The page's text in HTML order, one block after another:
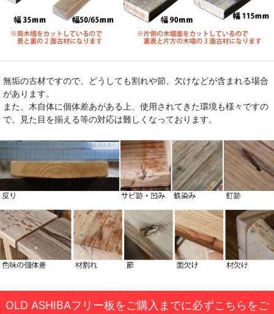
無垢の古材ですので、どうしても割れや節、欠けなどが含まれる場合
があります。
また、木自体に個体差あがある上、使用されてきた環境も様々ですの
で、見た目を揃える等の対応は難しくなっております。
OLD ASHIBAフリー板をご購入までに必ずこちらをご